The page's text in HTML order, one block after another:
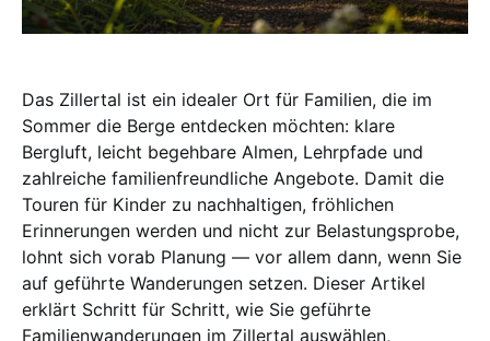
Das Zillertal ist ein idealer Ort für Familien, die im
Sommer die Berge entdecken möchten: klare
Bergluft, leicht begehbare Almen, Lehrpfade und
zahlreiche familienfreundliche Angebote. Damit die
Touren für Kinder zu nachhaltigen, fröhlichen
Erinnerungen werden und nicht zur Belastungsprobe,
lohnt sich vorab Planung — vor allem dann, wenn Sie
auf geführte Wanderungen setzen. Dieser Artikel
erklärt Schritt für Schritt, wie Sie geführte
Familienwanderungen im Zillertal auswählen,